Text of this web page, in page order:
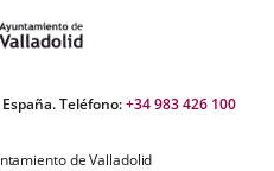
Teléfono:+34 983 426 100
de Valladolid